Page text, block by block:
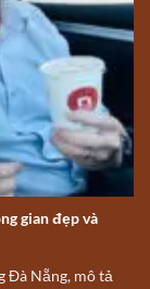
gian đẹp và
Đà Nẵng, mô tả